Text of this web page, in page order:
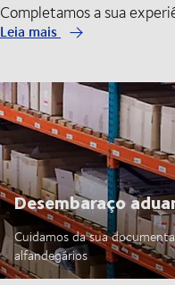
Completamos a sua
Leia mais
Desembaraço
Cuidamos da sua
alfandegários